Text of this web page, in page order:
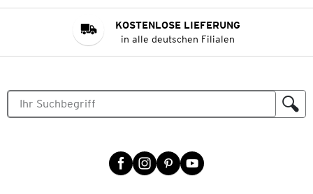
KOSTENLOSE LIEFERUNG
in alle deutschen Filialen